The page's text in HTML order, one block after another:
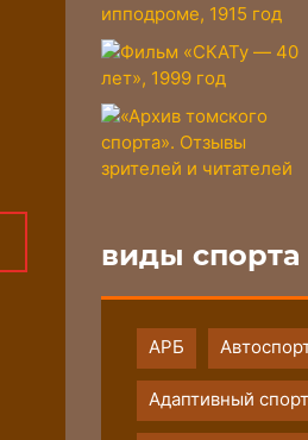
виды спорта
АРБ
Адаптивный спорт